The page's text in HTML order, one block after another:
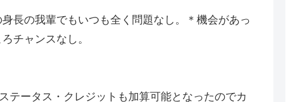
長の我輩でもいつも全く問題なし。＊機会があっ
チャンスなし。
テータス・クレジットも加算可能となったのでカ